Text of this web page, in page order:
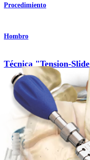
Procedimiento
Hombro
Técnica "Tension-
Procedimiento
Técnica "Tension-